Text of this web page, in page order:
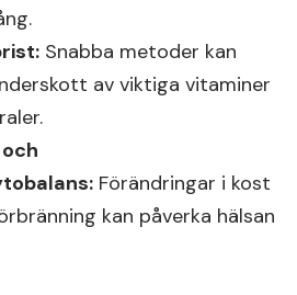
Snabba metoder kan
av viktiga vitaminer
Förändringar i kost
kan påverka hälsan